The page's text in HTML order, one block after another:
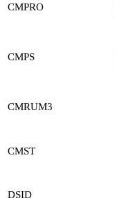
CMPRO
CMPS
CMRUM3
CMST
DSID